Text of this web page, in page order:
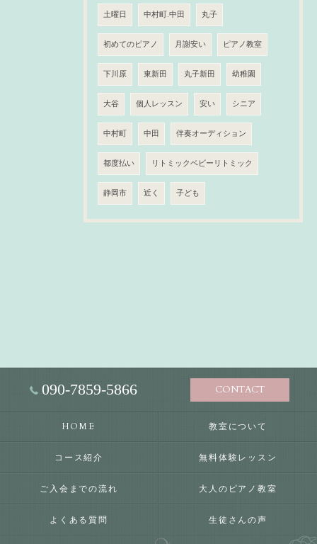
土曜日 中村町.中田 丸子
初めてのピアノ 月謝安い ピアノ教室
下川原 東新田 丸子新田 幼稚園
大谷 個人レッスン 安い シニア
中村町 中田 伴奏オーディション
都度払い リトミックベビーリトミック
静岡市 近く 子ども
090-7859-5866 CONTACT
HOME 教室について
コース紹介 無料体験レッスン
ご入会までの流れ 大人のピアノ教室
よくある質問 生徒さんの声